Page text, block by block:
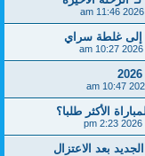
غلطة سراي
بعد الاعتزال